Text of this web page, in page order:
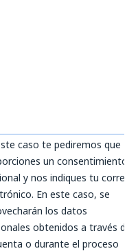
caso te pediremos que
un consentimiento
y nos indiques tu correo
En este caso, se
los datos
obtenidos a través de
o durante el proceso